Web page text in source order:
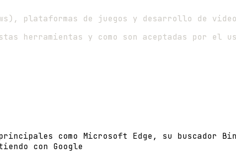
plataformas de juegos y desarrollo de
herramientas y como son aceptadas por el
como Microsoft Edge, su buscador
con Google